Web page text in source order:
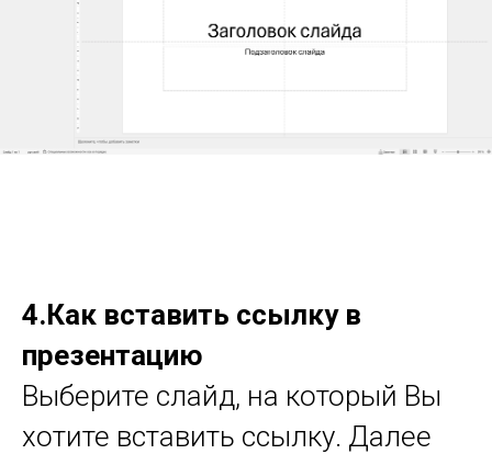
4.Как вставить ссылку в
презентацию
Выберите слайд, на который Вы
хотите вставить ссылку. Далее